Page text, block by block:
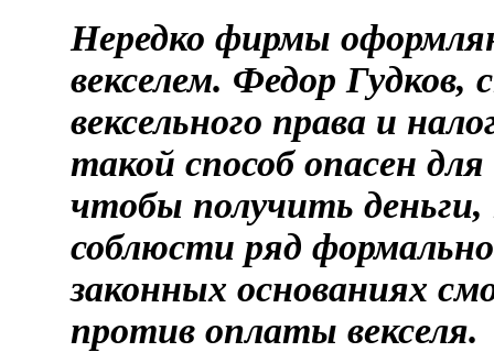
Нередко фирмы
векселем. Федор Гудков,
вексельного права и
такой способ опасен
чтобы получить деньги,
соблюсти ряд
законных основаниях
против оплаты векселя.